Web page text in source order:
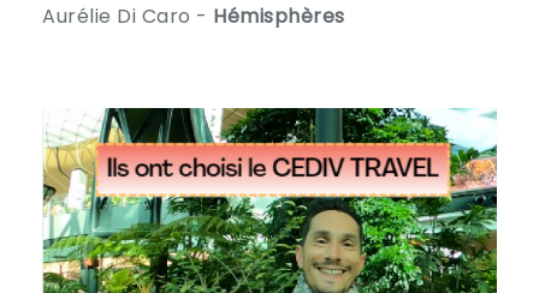
Aurélie Di Caro - Hémisphères